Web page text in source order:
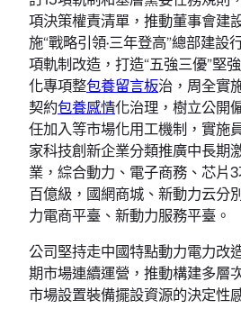
項決策權責清單，推動董事會建
施“戰略引領·三年登高”總部建設
項軌制改造，打造“五強三優”堅
化專項整包養留言板治，周全實
契約包養感情化治理，樹立公開
任加入等市場化用工機制，實施
家科技創新企業分類推廣中長期
業，綜合動力、電子商務、芯片
百億級，國網商城、新動力云分
力電商平臺、新動力服務平臺。
公司堅持走中國特點動力電力改
期市場連續運營，推動構建多層
市場設置裝備擺設資源的決定性